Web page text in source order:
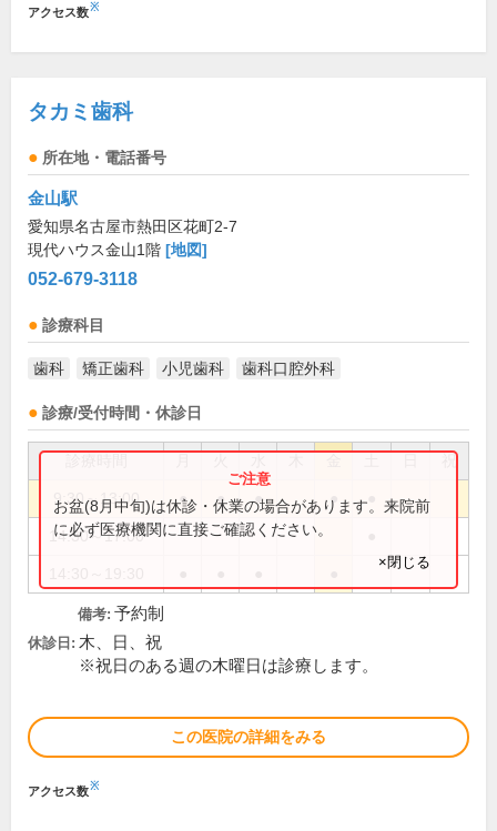
アクセス数※
タカミ歯科
所在地・電話番号
金山駅
愛知県名古屋市熱田区花町2-7
現代ハウス金山1階 [地図]
052-679-3118
診療科目
歯科 矯正歯科 小児歯科 歯科口腔外科
診療/受付時間・休診日
祝
9:30～13:00 ● ● ● ●
14:30～17:00
お盆(8月中旬)は休診・休業の場合があります。来院前
に必ず医療機関に直接ご確認ください。
×閉じる
備考: 予約制
休診日: 木、日、祝
※祝日のある週の木曜日は診療します。
この医院の詳細をみる
アクセス数※